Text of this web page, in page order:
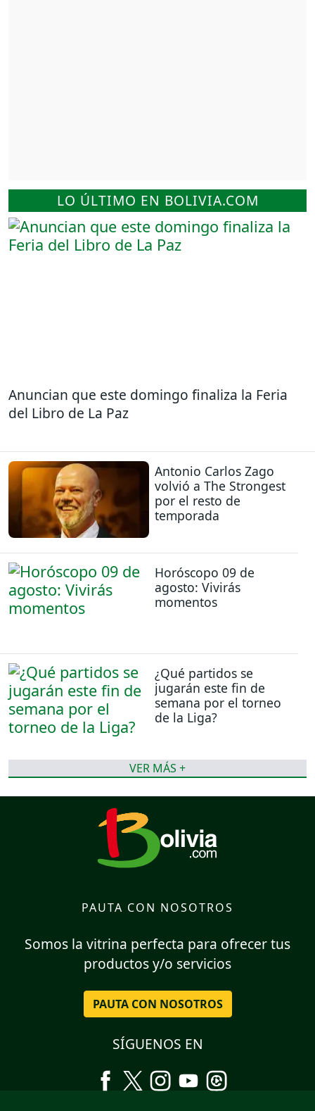
LO ÚLTIMO EN BOLIVIA.COM
Anuncian que este domingo finaliza la Feria
del Libro de La Paz
Antonio Carlos Zago
volvió a The Strongest
por el resto de
temporada
Horóscopo 09 de
agosto: Vivirás
momentos
¿Qué partidos se
jugarán este fin de
semana por el torneo
de la Liga?
VER MÁS +
PAUTA CON NOSOTROS
Somos la vitrina perfecta para ofrecer tus
productos y/o servicios
PAUTA CON NOSOTROS
SÍGUENOS EN